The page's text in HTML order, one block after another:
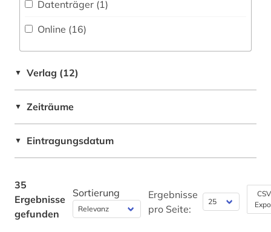
südasien (1)
technik (1)
vordere orient (1)
wörterbuch (3)
Datenträger (1)
Online (16)
▼ Verlag (12)
▼ Zeiträume
▼ Eintragungsdatum
35
Ergebnisse
gefunden
Sortierung
Ergebnisse
pro Seite: